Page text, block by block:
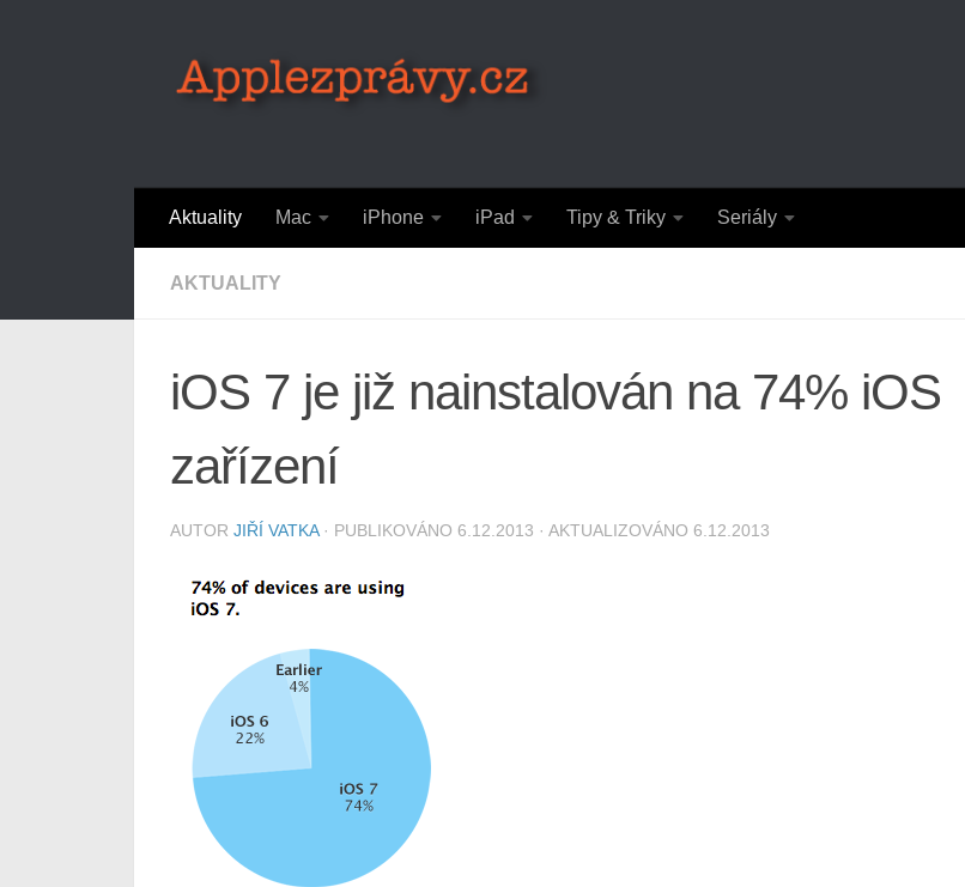
Aktuality Mac iPhone iPad Tipy & Triky Seriály
AKTUALITY
iOS 7 je již nainstalován na 74% iOS
zařízení
AUTOR JIŘÍ VATKA · PUBLIKOVÁNO 6.12.2013 · AKTUALIZOVÁNO 6.12.2013